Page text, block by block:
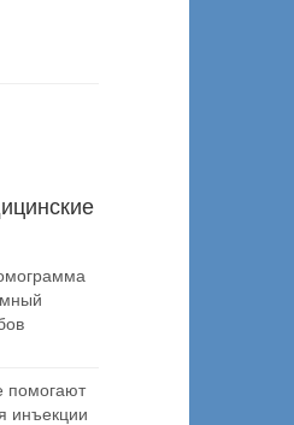
помогают
инъекции